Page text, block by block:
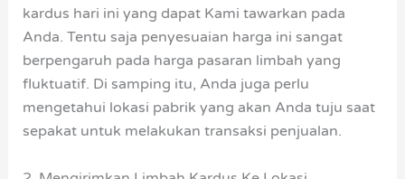
kardus hari ini yang dapat Kami tawarkan pada
Anda. Tentu saja penyesuaian harga ini sangat
berpengaruh pada harga pasaran limbah yang
fluktuatif. Di samping itu, Anda juga perlu
mengetahui lokasi pabrik yang akan Anda tuju saat
sepakat untuk melakukan transaksi penjualan.